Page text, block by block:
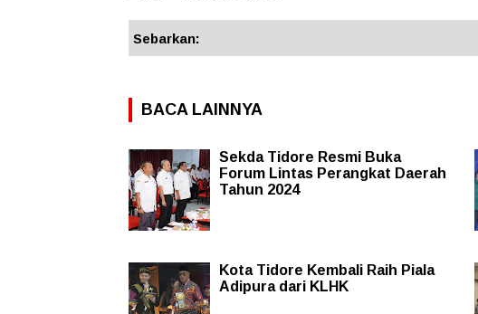
Sebarkan:
BACA LAINNYA
Sekda Tidore Resmi Buka
Forum Lintas Perangkat Daerah
Tahun 2024
Kota Tidore Kembali Raih Piala
Adipura dari KLHK